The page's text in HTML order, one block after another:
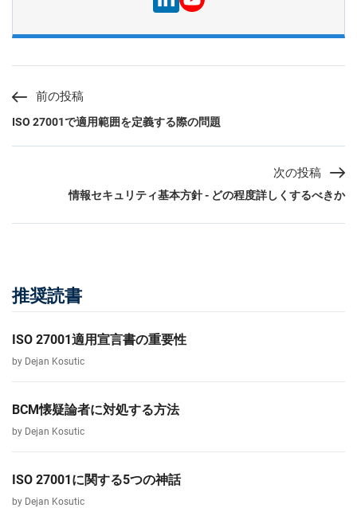
前の投稿
ISO 27001で適用範囲を定義する際の問題
次の投稿
情報セキュリティ基本方針 - どの程度詳しくするべきか
推奨読書
ISO 27001適用宣言書の重要性
by Dejan Kosutic
BCM懐疑論者に対処する方法
by Dejan Kosutic
ISO 27001に関する5つの神話
by Dejan Kosutic